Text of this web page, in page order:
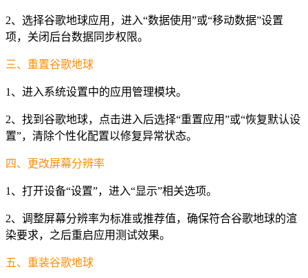
2、选择谷歌地球应用，进入“数据使用”或“移动数据”设置
项，关闭后台数据同步权限。
三、重置谷歌地球
1、进入系统设置中的应用管理模块。
2、找到谷歌地球，点击进入后选择“重置应用”或“恢复默认设
置”，清除个性化配置以修复异常状态。
四、更改屏幕分辨率
1、打开设备“设置”，进入“显示”相关选项。
2、调整屏幕分辨率为标准或推荐值，确保符合谷歌地球的渲
染要求，之后重启应用测试效果。
五、重装谷歌地球